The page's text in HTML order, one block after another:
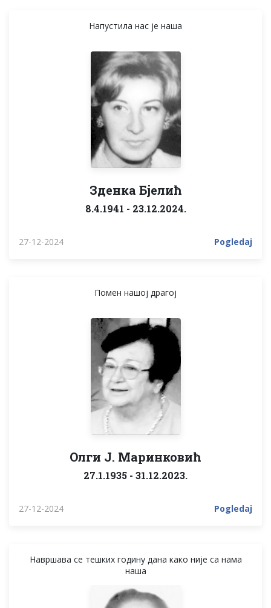
Напустила нас је наша
Зденка Бјелић
8.4.1941 - 23.12.2024.
27-12-2024 Pogledaj
Помен нашој драгој
Олги Ј. Маринковић
27.1.1935 - 31.12.2023.
27-12-2024 Pogledaj
Навршава се тешких годину дана како није са нама
наша